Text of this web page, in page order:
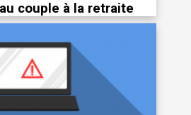
couple à la retraite